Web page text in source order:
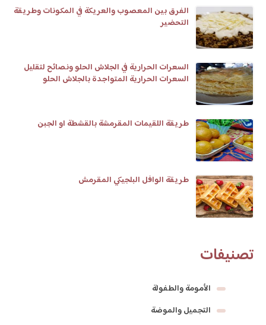
الفرق بين المعصوب والعريكة في المكونات وطريقة
التحضير
السعرات الحرارية في الجلاش الحلو ونصائح لتقليل
السعرات الحرارية المتواجدة بالجلاش الحلو
طريقة اللقيمات المقرمشة بالقشطة او الجبن
طريقة الوافل البلجيكي المقرمش
تصنيفات
الأمومة والطفولة
التجميل والموضة